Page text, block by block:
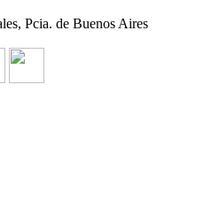
Pcia. de Buenos Aires